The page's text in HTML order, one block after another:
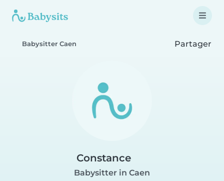
Babysitter Caen Partager
Constance
Babysitter in Caen